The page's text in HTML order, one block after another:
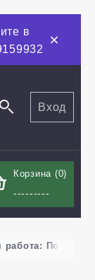
в
Вход
Корзина (0)
---------
Помощь,